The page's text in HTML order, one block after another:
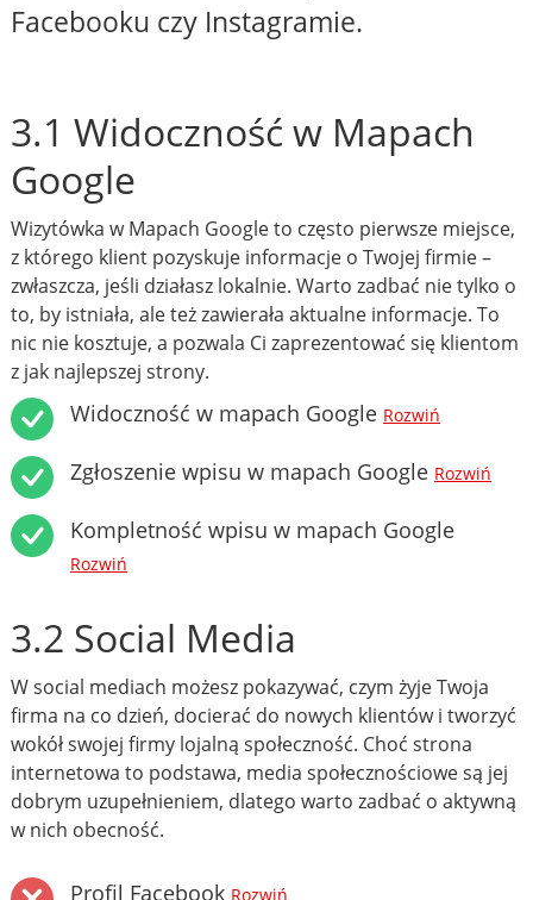
Facebooku czy Instagramie.
3.1 Widoczność w Mapach
Google
Wizytówka w Mapach Google to często pierwsze miejsce,
z którego klient pozyskuje informacje o Twojej firmie –
zwłaszcza, jeśli działasz lokalnie. Warto zadbać nie tylko o
to, by istniała, ale też zawierała aktualne informacje. To
nic nie kosztuje, a pozwala Ci zaprezentować się klientom
z jak najlepszej strony.
Widoczność w mapach Google Rozwiń
Zgłoszenie wpisu w mapach Google Rozwiń
Kompletność wpisu w mapach Google
Rozwiń
3.2 Social Media
W social mediach możesz pokazywać, czym żyje Twoja
firma na co dzień, docierać do nowych klientów i tworzyć
wokół swojej firmy lojalną społeczność. Choć strona
internetowa to podstawa, media społecznościowe są jej
dobrym uzupełnieniem, dlatego warto zadbać o aktywną
w nich obecność.
Profil Facebook